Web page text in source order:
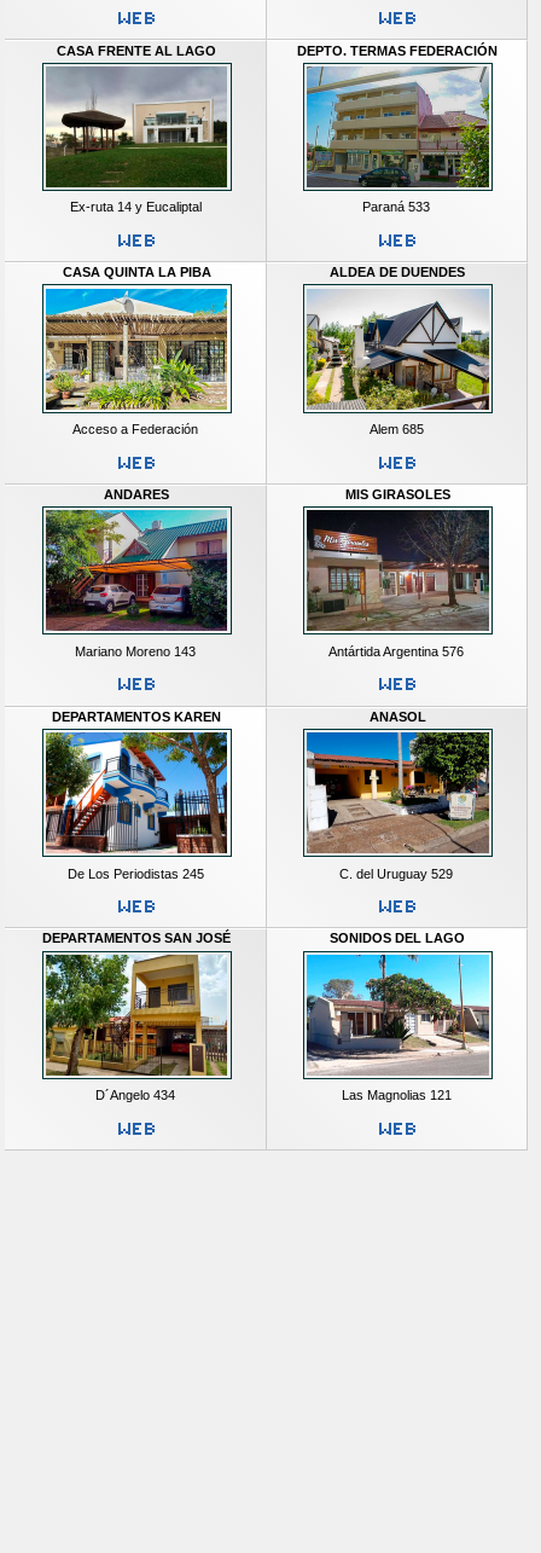
CASA FRENTE AL LAGO
Ex-ruta 14 y Eucaliptal
DEPTO. TERMAS FEDERACIÓN
Paraná 533
CASA QUINTA LA PIBA
Acceso a Federación
ALDEA DE DUENDES
Alem 685
ANDARES
Mariano Moreno 143
MIS GIRASOLES
Antártida Argentina 576
DEPARTAMENTOS KAREN
De Los Periodistas 245
ANASOL
C. del Uruguay 529
DEPARTAMENTOS SAN JOSÉ
D´Angelo 434
SONIDOS DEL LAGO
Las Magnolias 121